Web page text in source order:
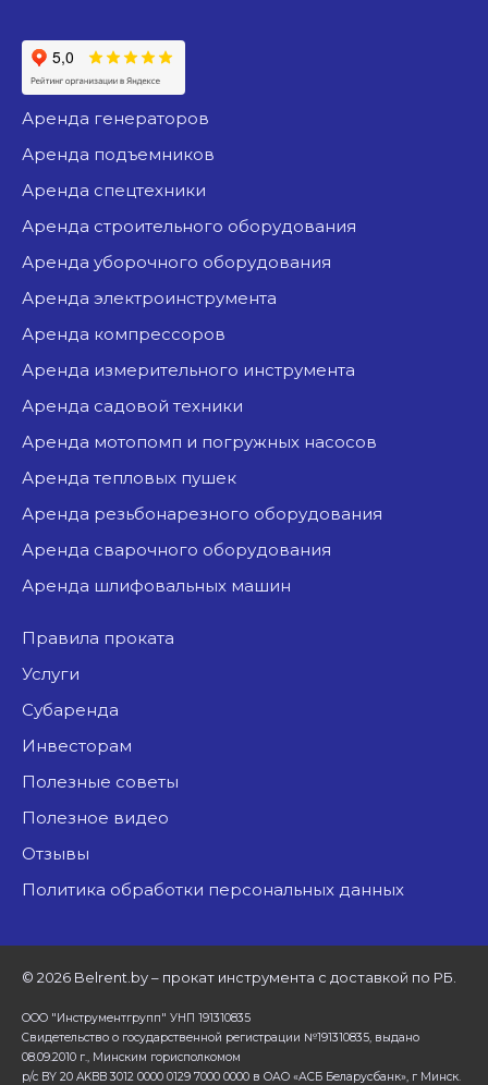
аренда генераторов
аренда подъемников
аренда спецтехники
аренда строительного оборудования
аренда уборочного оборудования
аренда электроинструмента
аренда компрессоров
аренда измерительного инструмента
аренда садовой техники
аренда мотопомп и погружных насосов
аренда тепловых пушек
аренда резьбонарезного оборудования
аренда сварочного оборудования
аренда шлифовальных машин
Правила проката
Услуги
Субаренда
Инвесторам
Полезные советы
Полезное видео
Отзывы
Политика обработки персональных данных
© 2026 Belrent.by – прокат инструмента с доставкой по РБ.
ООО "Инструментгрупп" УНП 191310835
Свидетельство о государственной регистрации №191310835, выдано
08.09.2010 г., Минским горисполкомом
р/с BY 20 AKBB 3012 0000 0129 7000 0000 в ОАО «АСБ Беларусбанк», г Минск.